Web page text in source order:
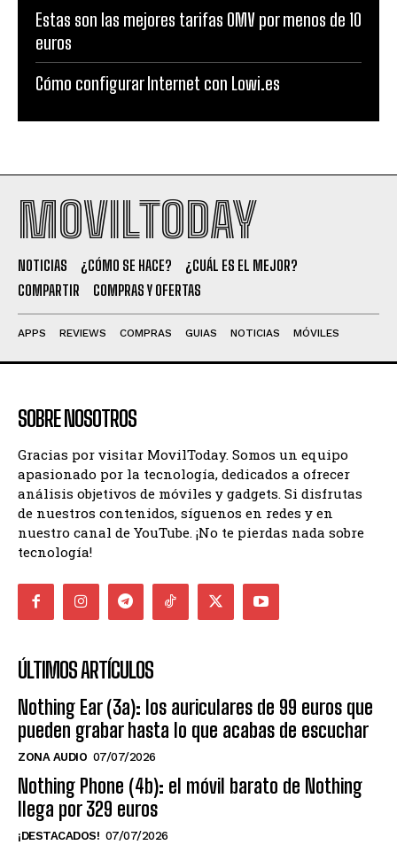
Estas son las mejores tarifas OMV por menos de 10
euros
Cómo configurar Internet con Lowi.es
MOVILTODAY
NOTICIAS ¿CÓMO SE HACE?
¿CUÁL ES EL MEJOR?
COMPARTIR
COMPRAS Y OFERTAS
APPS REVIEWS COMPRAS GUIAS NOTICIAS MÓVILES
SOBRE NOSOTROS
Gracias por visitar MovilToday. Somos un equipo
apasionado por la tecnología, dedicados a ofrecer
análisis objetivos de móviles y gadgets. Si disfrutas
de nuestros contenidos, síguenos en redes y en
nuestro canal de YouTube. ¡No te pierdas nada sobre
tecnología!
ÚLTIMOS ARTÍCULOS
Nothing Ear (3a): los auriculares de 99 euros que
pueden grabar hasta lo que acabas de escuchar
ZONA AUDIO 07/07/2026
Nothing Phone (4b): el móvil barato de Nothing
llega por 329 euros
¡DESTACADOS! 07/07/2026